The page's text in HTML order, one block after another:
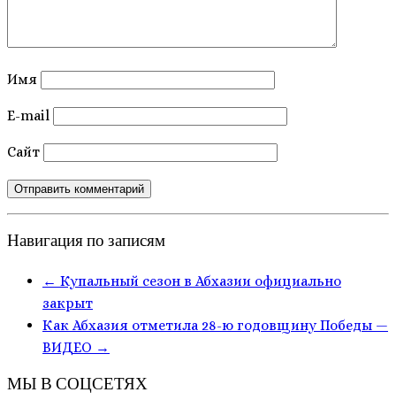
Имя
E-mail
Сайт
Навигация по записям
← Купальный сезон в Абхазии официально
закрыт
Как Абхазия отметила 28-ю годовщину Победы —
ВИДЕО →
МЫ В СОЦСЕТЯХ